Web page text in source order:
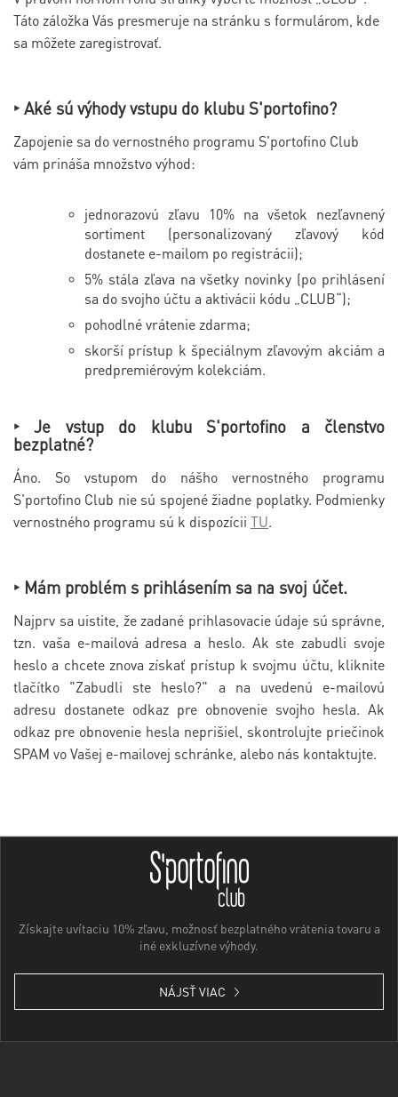
Táto záložka Vás presmeruje na stránku s formulárom, kde
sa môžete zaregistrovať.
‣ Aké sú výhody vstupu do klubu S'portofino?
Zapojenie sa do vernostného programu S'portofino Club
vám prináša množstvo výhod:
jednorazovú zľavu 10% na všetok nezľavnený
sortiment (personalizovaný zľavový kód
dostanete e-mailom po registrácii);
5% stála zľava na všetky novinky (po prihlásení
sa do svojho účtu a aktivácii kódu „CLUB“);
pohodlné vrátenie zdarma;
skorší prístup k špeciálnym zľavovým akciám a
predpremiérovým kolekciám.
‣ Je vstup do klubu S'portofino a členstvo
bezplatné?
Áno. So vstupom do nášho vernostného programu
S'portofino Club nie sú spojené žiadne poplatky. Podmienky
vernostného programu sú k dispozícii TU.
‣ Mám problém s prihlásením sa na svoj účet.
Najprv sa uistite, že zadané prihlasovacie údaje sú správne,
tzn. vaša e-mailová adresa a heslo. Ak ste zabudli svoje
heslo a chcete znova získať prístup k svojmu účtu, kliknite
tlačítko "Zabudli ste heslo?" a na uvedenú e-mailovú
adresu dostanete odkaz pre obnovenie svojho hesla. Ak
odkaz pre obnovenie hesla neprišiel, skontrolujte priečinok
SPAM vo Vašej e-mailovej schránke, alebo nás kontaktujte.
Získajte uvítaciu 10% zľavu, možnosť bezplatného vrátenia tovaru a
iné exkluzívne výhody.
NÁJSŤ VIAC